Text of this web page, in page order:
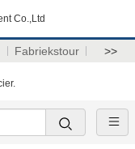
Co.,Ltd
Fabriekstour >>